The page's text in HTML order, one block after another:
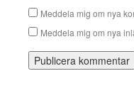
Meddela mig om nya
Meddela mig om nya